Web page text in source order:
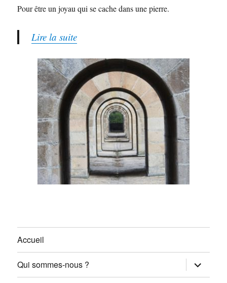
Pour être un joyau qui se cache dans une pierre.
Lire la suite
Accueil
Qui sommes-nous ? ouvrir
le
sous-